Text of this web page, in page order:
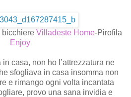
bicchiere Villadeste Home-Pirofila
Enjoy
casa, non ho l’attrezzatura ne
sfogliava in casa insomma non
e rimango ogni volta incantata
provo una sana invidia e